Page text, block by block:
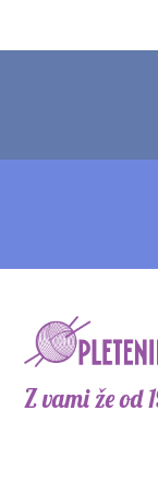
Z vami že od